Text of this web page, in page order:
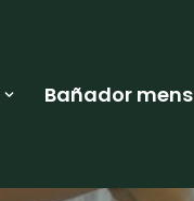
Bañador